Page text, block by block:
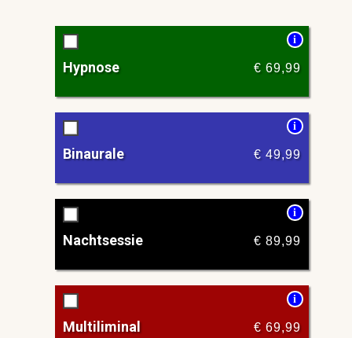
i
Hypnose € 69,99
i
Binaurale € 49,99
i
Nachtsessie € 89,99
i
Multiliminal € 69,99